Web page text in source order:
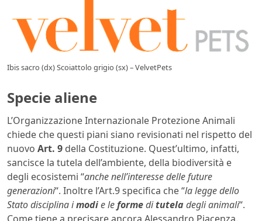
Ibis sacro (dx) Scoiattolo grigio (sx) – VelvetPets
Specie aliene
L’Organizzazione Internazionale Protezione Animali
chiede che questi piani siano revisionati nel rispetto del
nuovo Art. 9 della Costituzione. Quest’ultimo, infatti,
sancisce la tutela dell’ambiente, della biodiversità e
degli ecosistemi “anche nell’interesse delle future
generazioni“. Inoltre l’Art.9 specifica che “la legge dello
Stato disciplina imodie leformedituteladegli animali“.